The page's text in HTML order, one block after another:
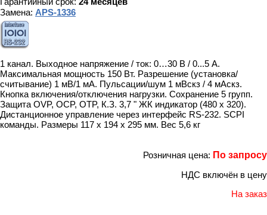
Замена: APS-1336
1 канал. Выходное напряжение / ток: 0…30 В / 0...5 А.
Максимальная мощность 150 Вт. Разрешение (установка/
считывание) 1 мВ/1 мА. Пульсации/шум 1 мВскз / 4 мАскз.
Кнопка включения/отключения нагрузки. Сохранение 5 групп.
Защита OVP, OCP, OTP, К.З. 3,7 " ЖК индикатор (480 x 320).
Дистанционное управление через интерфейс RS-232. SCPI
команды. Размеры 117 x 194 x 295 мм. Вес 5,6 кг
Розничная цена: По запросу
НДС включён в цену
На заказ